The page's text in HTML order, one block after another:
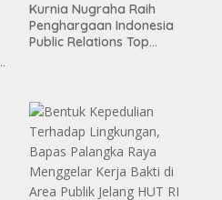
Kurnia Nugraha Raih
Penghargaan Indonesia
Public Relations Top